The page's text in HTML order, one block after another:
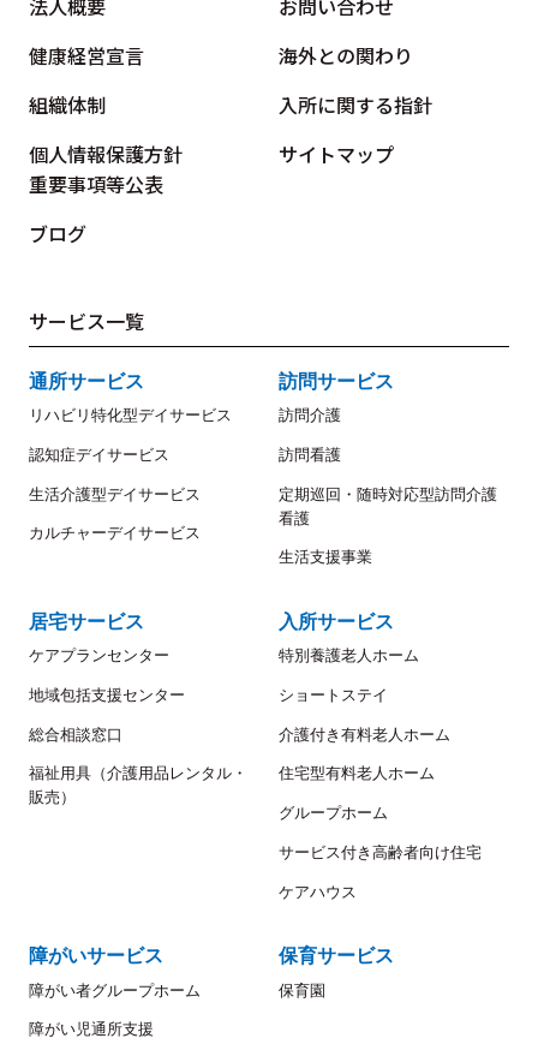
健康経営宣言
海外との関わり
組織体制
入所に関する指針
個人情報保護方針
重要事項等公表
サイトマップ
ブログ
サービス一覧
通所サービス
リハビリ特化型デイサービス
認知症デイサービス
生活介護型デイサービス
カルチャーデイサービス
訪問サービス
訪問介護
訪問看護
定期巡回・随時対応型訪問介護
看護
生活支援事業
居宅サービス
ケアプランセンター
地域包括支援センター
総合相談窓口
福祉用具（介護用品レンタル・
販売）
入所サービス
特別養護老人ホーム
ショートステイ
介護付き有料老人ホーム
住宅型有料老人ホーム
グループホーム
サービス付き高齢者向け住宅
ケアハウス
障がいサービス
障がい者グループホーム
障がい児通所支援
保育サービス
保育園